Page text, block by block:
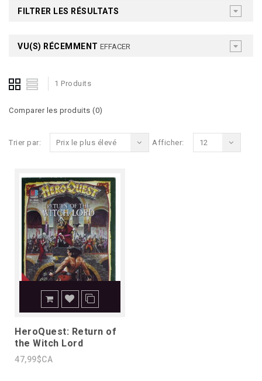
FILTRER LES RÉSULTATS
VU(S) RÉCEMMENT EFFACER
1 Produits
Comparer les produits (0)
Trier par: Prix le plus élevé Afficher: 12
HeroQuest: Return of
the Witch Lord
47,99$CA